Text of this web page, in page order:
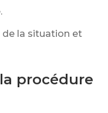
la situation et
procédure